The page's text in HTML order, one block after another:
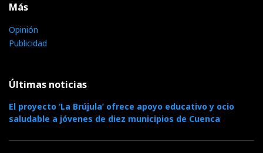
Más
Opinión
Publicidad
Últimas noticias
El proyecto ‘La Brújula’ ofrece apoyo educativo y ocio
saludable a jóvenes de diez municipios de Cuenca